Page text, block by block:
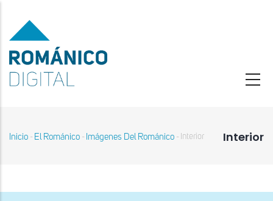
contenido
principal
Interior
Sobrescribir
Inicio - El Románico - Imágenes Del Románico - Interior